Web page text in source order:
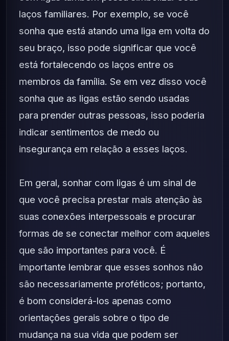
laços familiares. Por exemplo, se você
sonha que está atando uma liga em volta do
seu braço, isso pode significar que você
está fortalecendo os laços entre os
membros da família. Se em vez disso você
sonha que as ligas estão sendo usadas
para prender outras pessoas, isso poderia
indicar sentimentos de medo ou
insegurança em relação a esses laços.
Em geral, sonhar com ligas é um sinal de
que você precisa prestar mais atenção às
suas conexões interpessoais e procurar
formas de se conectar melhor com aqueles
que são importantes para você. É
importante lembrar que esses sonhos não
são necessariamente proféticos; portanto,
é bom considerá-los apenas como
orientações gerais sobre o tipo de
mudança na sua vida que podem ser